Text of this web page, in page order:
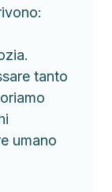
tanto
umano